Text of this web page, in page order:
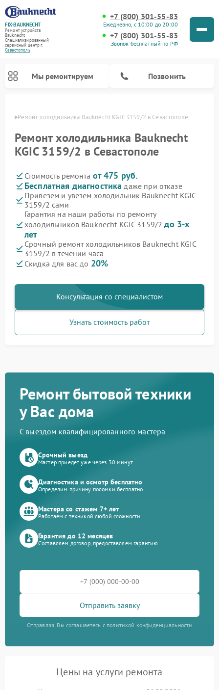
FIX-BAUKNECHT
Ремонт устройств
Bauknecht
Специализированный
cервисный центр г.
Севастополь
+7 (800) 301-55-83
Ежедневно, с 10:00 до 20:00
+7 (800) 301-55-83
Звонок бесплатный по РФ
Мы ремонтируем Позвонить
Ремонт холодильника Bauknecht KGIC 3159/2 в Севастополе
Ремонт холодильника Bauknecht
KGIC 3159/2 в Севастополе
Стоимость ремонта от 475 руб.
Бесплатная диагностика даже при отказе
Привезем и увезем холодильник Bauknecht KGIC
3159/2 сами
Гарантия на наши работы по ремонту
холодильников Bauknecht KGIC 3159/2до 3-х
лет
Срочный ремонт холодильников Bauknecht KGIC
3159/2 в течении часа
Скидка для вас до 20%
Консультация со специалистом
Узнать стоимость работ
Ремонт бытовой техники
у Вас дома
С выездом квалифицированного мастера
Срочный выезд
Мастер приедет уже через 30 минут
Диагностика и осмотр бесплатно
Определим причину поломки бесплатно
Мастера со стажем 7+ лет
Работаем с техникой любой сложности
Гарантия до 12 месяцев
Составляем договор, предоставляем гарантию
Отправить заявку
Отправляя, Вы соглашаетесь с политикой конфиденциальности
Цены на услуги ремонта